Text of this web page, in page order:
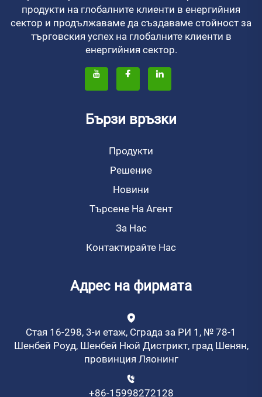
продукти на глобалните клиенти в енергийния
сектор и продължаваме да създаваме стойност за
търговския успех на глобалните клиенти в
енергийния сектор.
Бързи връзки
Продукти
Решение
Новини
Търсене На Агент
За Нас
Контактирайте Нас
Адрес на фирмата
Стая 16-298, 3-и етаж, Сграда за РИ 1, № 78-1
Шенбей Роуд, Шенбей Нюй Дистрикт, град Шенян,
провинция Ляонинг
+86-15998272128